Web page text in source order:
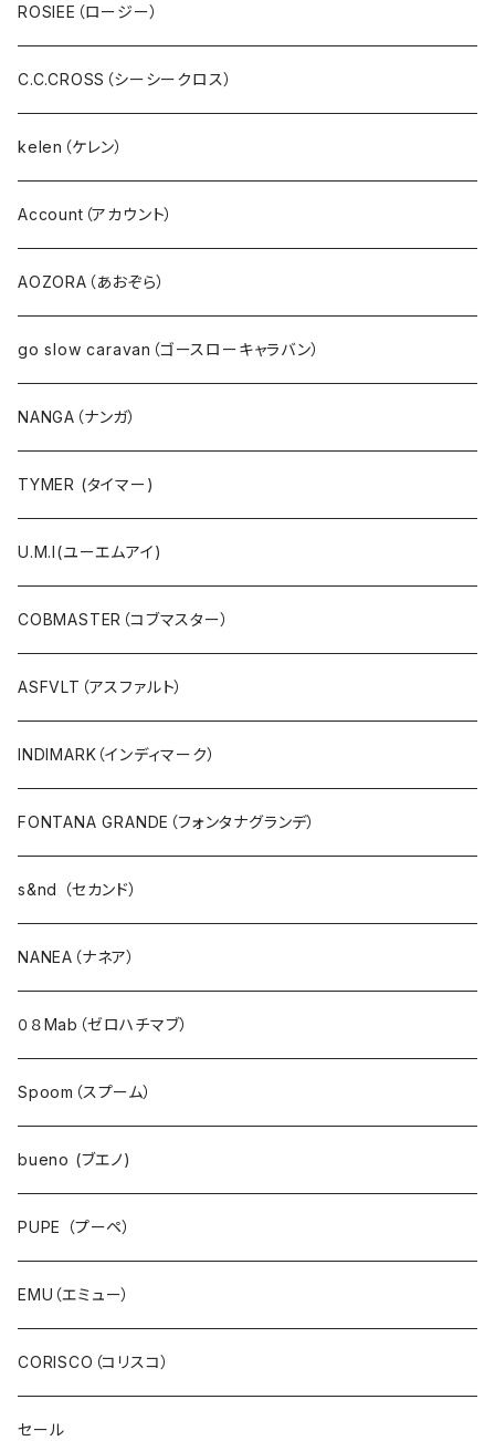
スウェット・パイル・フリース
ボア・フリース
パンツ・ジーンズ･ショートパンツ
デニム
サロペット・サスペンダー・オールインワン
U.M.I(ユーエムアイ)
Spoom（スプーム）
０８Mab（ゼロハチマブ）
FONTANA GRANDE（フォンタナグランデ）
NANEA（ナネア）
EMU（エミュー）
Ｔシャツ・シャツ（長袖）
Ｔシャツ・シャツ（5・7分袖）
Ｔシャツ・シャツ（半袖）
タンクトップ
プルオーバー・カットソー
ブラウス・ポンチョ
パーカ・フード
カーディガン
アウター・ダウン・コート
ジャケット・ブルゾン・羽織
ベスト・ダウンベスト
ワンピース・チュニック
スカート・ジャンパースカート
パンツ・ジーンズ
サロペット・サスペンダー・オールインワン
デニム
ROSIEE（ロージー）
C.C.CROSS（シーシークロス）
kelen（ケレン）
Account（アカウント）
AOZORA（あおぞら）
go slow caravan（ゴースローキャラバン）
NANGA（ナンガ）
TYMER (タイマー)
U.M.I(ユーエムアイ)
COBMASTER（コブマスター）
ASFVLT（アスファルト）
INDIMARK（インディマーク）
FONTANA GRANDE（フォンタナグランデ）
s&nd （セカンド）
NANEA（ナネア）
０８Mab（ゼロハチマブ）
Spoom（スプーム）
bueno (ブエノ)
PUPE （プーペ）
EMU（エミュー）
CORISCO（コリスコ）
セール